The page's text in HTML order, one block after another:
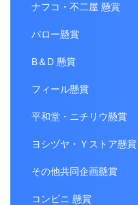
ナフコ・不二屋 懸賞
バロー懸賞
B＆D 懸賞
フィール懸賞
平和堂・ニチリウ懸賞
ヨシヅヤ・Ｙストア懸賞
その他共同企画懸賞
コンビニ 懸賞